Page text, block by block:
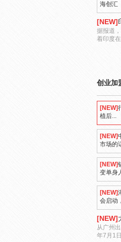
海创汇
[NEW]
据报道
着印度
创业加
[NEW]
植后...
[NEW]
市场的
[NEW]
变单身
[NEW]
会启动
[NEW]
从广州
年7月1